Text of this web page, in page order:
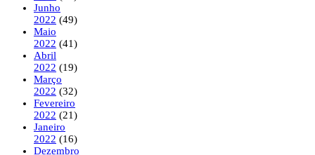
Junho
2022 (49)
Maio
2022 (41)
Abril
2022 (19)
Março
2022 (32)
Fevereiro
2022 (21)
Janeiro
2022 (16)
Dezembro